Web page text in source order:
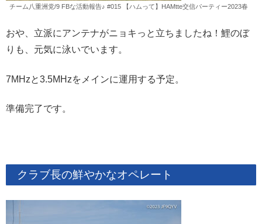
チーム八重洲党/9 FBな活動報告♪ #015 【ハムって】HAMtte交信パーティー2023春
おや、立派にアンテナがニョキっと立ちましたね！鯉のぼ
りも、元気に泳いでいます。
7MHzと3.5MHzをメインに運用する予定。
準備完了です。
クラブ長の鮮やかなオペレート